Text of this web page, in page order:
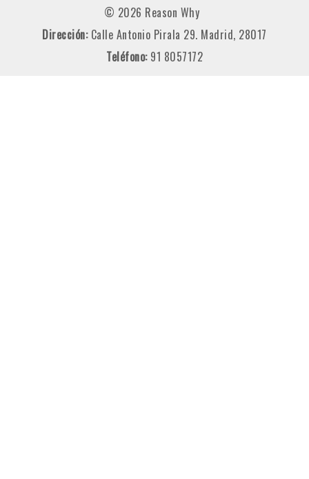
© 2026 Reason Why
Dirección: Calle Antonio Pirala 29. Madrid, 28017
Teléfono: 91 8057172